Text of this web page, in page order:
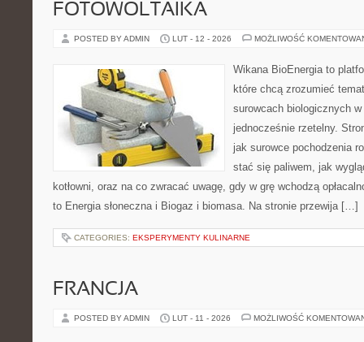
FOTOWOLTAIKA
POSTED BY ADMIN LUT - 12 - 2026 MOŻLIWOŚĆ
Wikana BioEnergia to
które chcą zrozumieć
surowcach biologicznych
jednocześnie rzetelny.
jak surowce pochodzenia
stać się paliwem, jak
kotłowni, oraz na co zwracać uwagę, gdy w grę wchodzą
to Energia słoneczna i Biogaz i biomasa. Na stronie przewija […]
CATEGORIES: EKSPERYMENTY KULINARNE
FRANCJA
POSTED BY ADMIN LUT - 11 - 2026 MOŻLIWOŚĆ